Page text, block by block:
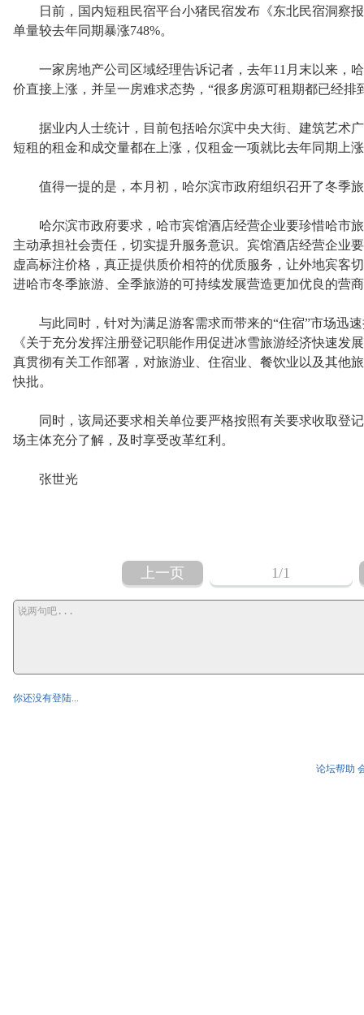
日前，国内短租民宿平台小猪民宿发布《东北民宿洞察
单量较去年同期暴涨748%。
一家房地产公司区域经理告诉记者，去年11月末以来，
价直接上涨，并呈一房难求态势，“很多房源可租期都已经排
据业内人士统计，目前包括哈尔滨中央大街、建筑艺术
短租的租金和成交量都在上涨，仅租金一项就比去年同期上
值得一提的是，本月初，哈尔滨市政府组织召开了冬季旅
哈尔滨市政府要求，哈市宾馆酒店经营企业要珍惜哈市
主动承担社会责任，切实提升服务意识。宾馆酒店经营企业
虚高标注价格，真正提供质价相符的优质服务，让外地宾客
进哈市冬季旅游、全季旅游的可持续发展营造更加优良的营
与此同时，针对为满足游客需求而带来的“住宿”市场迅速
《关于充分发挥注册登记职能作用促进冰雪旅游经济快速发
真贯彻有关工作部署，对旅游业、住宿业、餐饮业以及其他
快批。
同时，该局还要求相关单位要严格按照有关要求收取登
场主体充分了解，及时享受改革红利。
张世光
上一页 1/1
你还没有登陆...
论坛帮助